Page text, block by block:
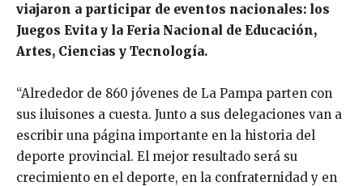
viajaron a participar de eventos nacionales: los
Juegos Evita y la Feria Nacional de Educación,
Artes, Ciencias y Tecnología.
“Alrededor de 860 jóvenes de La Pampa parten con
sus iluisones a cuesta. Junto a sus delegaciones van a
escribir una página importante en la historia del
deporte provincial. El mejor resultado será su
crecimiento en el deporte, en la confraternidad y en